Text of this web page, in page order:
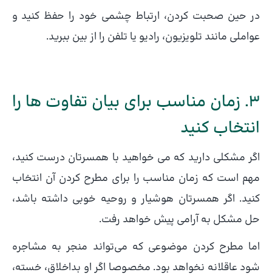
در حین صحبت کردن، ارتباط چشمی خود را حفظ کنید و
عواملی مانند تلویزیون، رادیو یا تلفن را از بین ببرید.
3. زمان مناسب برای بیان تفاوت ها را
انتخاب کنید
اگر مشکلی دارید که می خواهید با همسرتان درست کنید،
مهم است که زمان مناسب را برای مطرح کردن آن انتخاب
کنید. اگر همسرتان هوشیار و روحیه خوبی داشته باشد،
حل مشکل به آرامی پیش خواهد رفت.
اما مطرح کردن موضوعی که می‌تواند منجر به مشاجره
شود عاقلانه نخواهد بود. مخصوصا اگر او بداخلاق، خسته،